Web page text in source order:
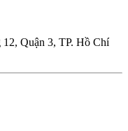
Quận 3, TP. Hồ Chí